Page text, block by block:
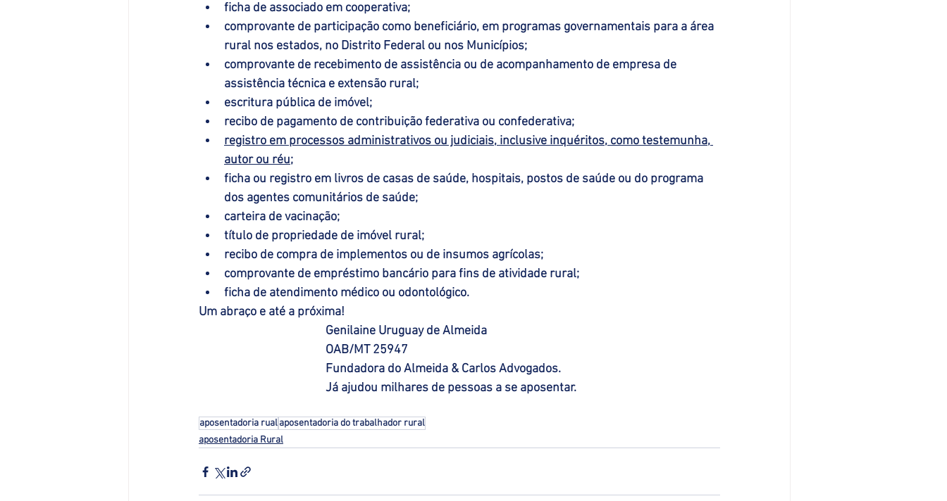
ficha de associado em cooperativa;
comprovante de participação como beneficiário, em programas governamentais para a área
rural nos estados, no Distrito Federal ou nos Municípios;
comprovante de recebimento de assistência ou de acompanhamento de empresa de
assistência técnica e extensão rural;
escritura pública de imóvel;
recibo de pagamento de contribuição federativa ou confederativa;
registro em processos administrativos ou judiciais, inclusive inquéritos, como testemunha,
autor ou réu;
ficha ou registro em livros de casas de saúde, hospitais, postos de saúde ou do programa
dos agentes comunitários de saúde;
carteira de vacinação;
título de propriedade de imóvel rural;
recibo de compra de implementos ou de insumos agrícolas;
comprovante de empréstimo bancário para fins de atividade rural;
ficha de atendimento médico ou odontológico.
Um abraço e até a próxima!
Genilaine Uruguay de Almeida
OAB/MT 25947
Fundadora do Almeida & Carlos Advogados.
Já ajudou milhares de pessoas a se aposentar.
aposentadoria rualaposentadoria do trabalhador rural
aposentadoria Rural